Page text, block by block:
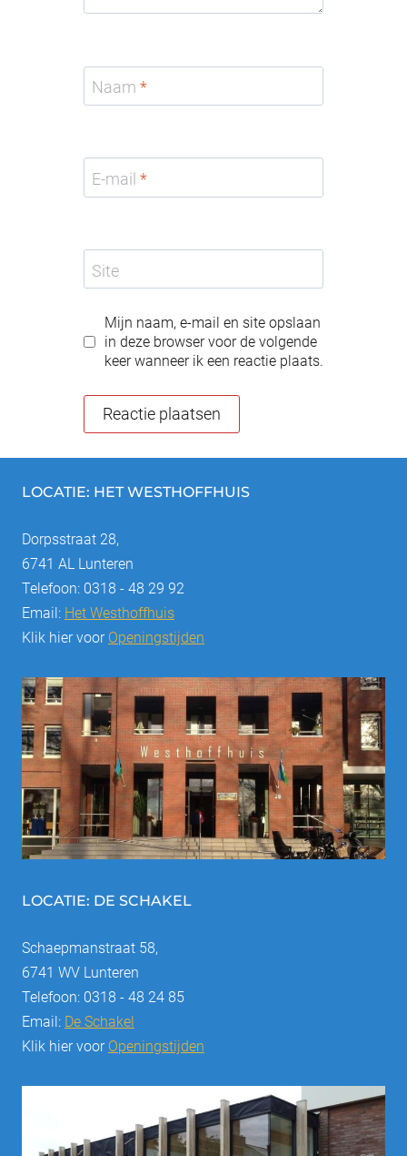
Naam *
E-mail *
Site
Mijn naam, e-mail en site opslaan
in deze browser voor de volgende
keer wanneer ik een reactie plaats.
LOCATIE: HET WESTHOFFHUIS
Dorpsstraat 28,
6741 AL Lunteren
Telefoon: 0318 - 48 29 92
Email: Het Westhoffhuis
Klik hier voor Openingstijden
LOCATIE: DE SCHAKEL
Schaepmanstraat 58,
6741 WV Lunteren
Telefoon: 0318 - 48 24 85
Email: De Schakel
Klik hier voor Openingstijden